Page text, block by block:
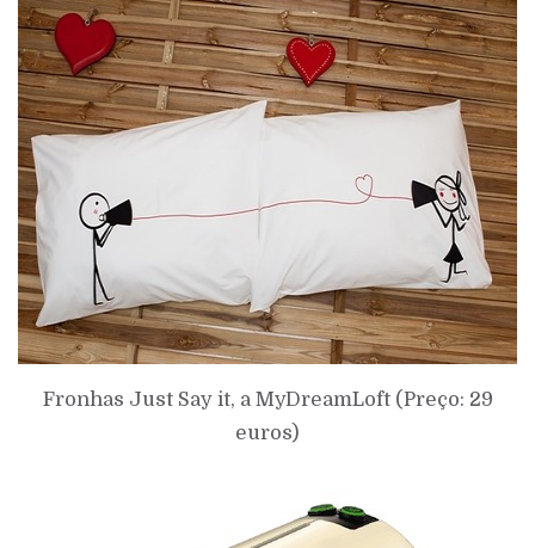
Fronhas Just Say it, aMyDreamLoft (Preço: 29
euros)